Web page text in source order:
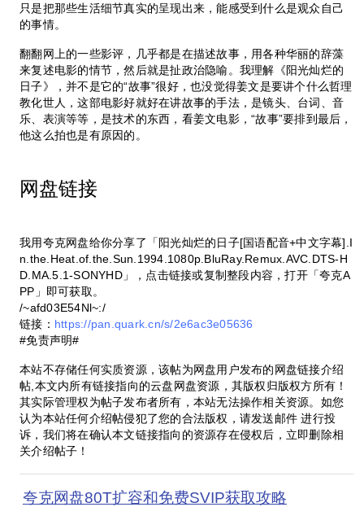
只是把那些生活细节真实的呈现出来，能感受到什么是观众自己
的事情。
翻翻网上的一些影评，几乎都是在描述故事，用各种华丽的辞藻
来复述电影的情节，然后就是扯政治隐喻。我理解《阳光灿烂的
日子》，并不是它的“故事”很好，也没觉得姜文是要讲个什么哲理
教化世人，这部电影好就好在讲故事的手法，是镜头、台词、音
乐、表演等等，是技术的东西，看姜文电影，“故事”要排到最后，
他这么拍也是有原因的。
网盘链接
我用夸克网盘给你分享了「阳光灿烂的日子[国语配音+中文字幕].I
n.the.Heat.of.the.Sun.1994.1080p.BluRay.Remux.AVC.DTS-H
D.MA.5.1-SONYHD」，点击链接或复制整段内容，打开「夸克A
PP」即可获取。
/~afd03E54Nl~:/
链接： https://pan.quark.cn/s/2e6ac3e05636
#免责声明#
本站不存储任何实质资源，该帖为网盘用户发布的网盘链接介绍
帖,本文内所有链接指向的云盘网盘资源，其版权归版权方所有！
其实际管理权为帖子发布者所有，本站无法操作相关资源。如您
认为本站任何介绍帖侵犯了您的合法版权，请发送邮件 进行投
诉，我们将在确认本文链接指向的资源存在侵权后，立即删除相
关介绍帖子！
夸克网盘80T扩容和免费SVIP获取攻略